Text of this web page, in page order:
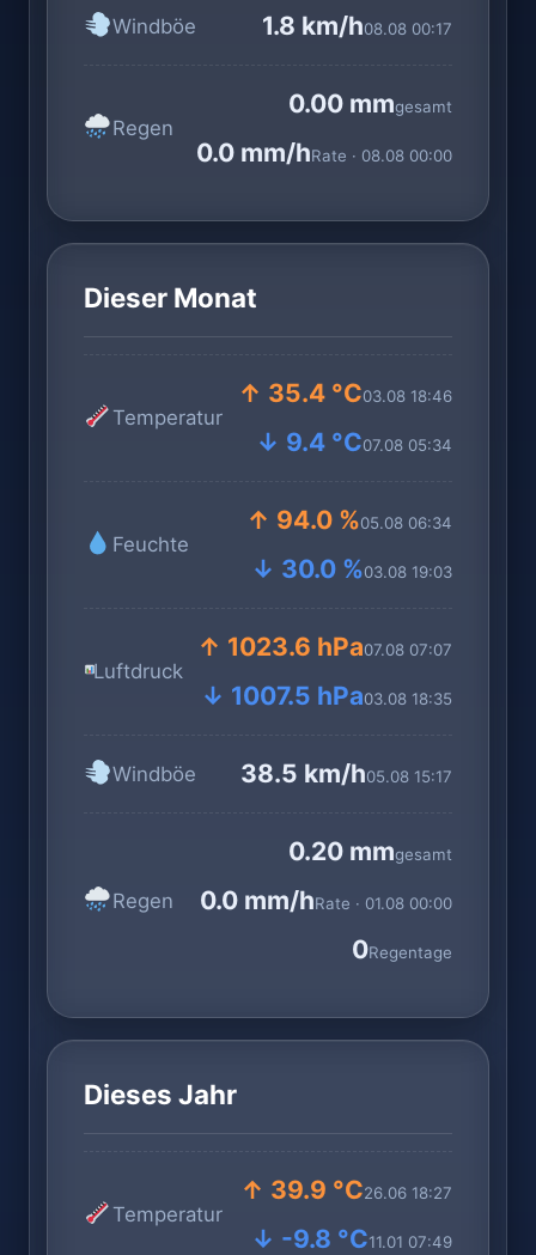
Windböe 1.8 km/h08.08 00:17
Regen
0.00 mmgesamt
0.0 mm/hRate · 08.08 00:00
Dieser Monat
Temperatur
↑ 35.4 °C03.08 18:46
↓ 9.4 °C07.08 05:34
Feuchte
↑ 94.0 %05.08 06:34
↓ 30.0 %03.08 19:03
Luftdruck
↑ 1023.6 hPa07.08 07:07
↓ 1007.5 hPa03.08 18:35
Windböe 38.5 km/h05.08 15:17
Regen
0.20 mmgesamt
0.0 mm/hRate · 01.08 00:00
0Regentage
Dieses Jahr
Temperatur
↑ 39.9 °C26.06 18:27
↓ -9.8 °C11.01 07:49